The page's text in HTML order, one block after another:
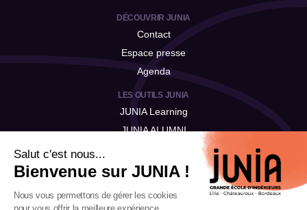
Salut c'est nous...
Bienvenue sur JUNIA !
Nous vous permettons de gérer les cookies
pour vous offrir la meilleure expérience
DÉCOUVRIR JUNIA
Contact
Espace presse
Agenda
LES OUTILS JUNIA
JUNIA Learning
JUNIA ALUMNI